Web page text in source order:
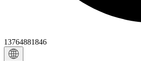
13764881846